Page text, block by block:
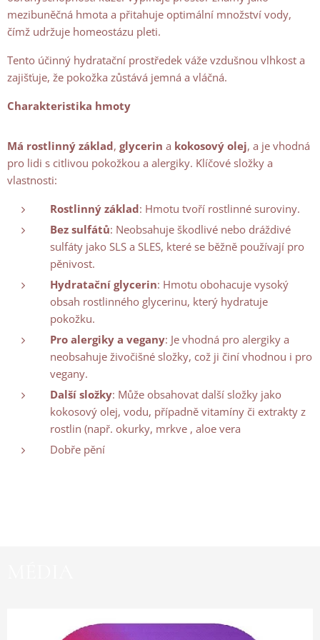
mezibuněčná hmota a přitahuje optimální množství vody,
čímž udržuje homeostázu pleti.
Tento účinný hydratační prostředek váže vzdušnou vlhkost a
zajišťuje, že pokožka zůstává jemná a vláčná.
Charakteristika hmoty
Má rostlinný základ, glycerin a kokosový olej, a je vhodná
pro lidi s citlivou pokožkou a alergiky. Klíčové složky a
vlastnosti:
Rostlinný základ: Hmotu tvoří rostlinné suroviny.
Bez sulfátů: Neobsahuje škodlivé nebo dráždivé
sulfáty jako SLS a SLES, které se běžně používají pro
pěnivost.
Hydratační glycerin: Hmotu obohacuje vysoký
obsah rostlinného glycerinu, který hydratuje
pokožku.
Pro alergiky a vegany: Je vhodná pro alergiky a
neobsahuje živočišné složky, což ji činí vhodnou i pro
vegany.
Další složky: Může obsahovat další složky jako
kokosový olej, vodu, případně vitamíny či extrakty z
rostlin (např. okurky, mrkve , aloe vera
Dobře pění